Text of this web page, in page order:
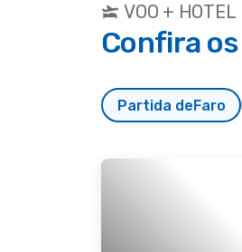
VOO + HOTEL
Confira
Partida deFaro